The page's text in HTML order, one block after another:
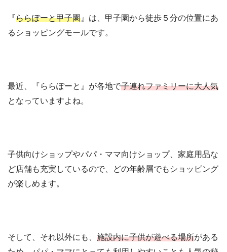
『ららぽーと甲子園 』は、甲子園から徒歩５分の位置にあ
るショッピングモールです。
最近、『ららぽーと』が各地で子連れファミリーに大人気
となっていますよね。
子供向けショップやパパ・ママ向けショップ、家庭用品な
ど店舗も充実しているので、どの年齢層でもショッピング
が楽しめます。
そして、それ以外にも、 施設内に子供が遊べる場所がある